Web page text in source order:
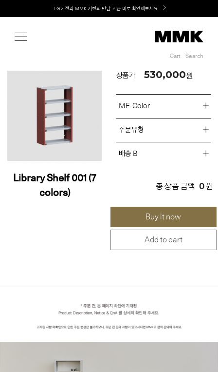
Welcome! 신규 회원가입 시 MMK Shop Coupon (총 60만원) 지급
Cart Search
Library Shelf 001 (7
colors)
상품가 530,000원
MF-Color
주문유형
배송 B
총 상품 금액 0 원
Buy it now
Add to cart